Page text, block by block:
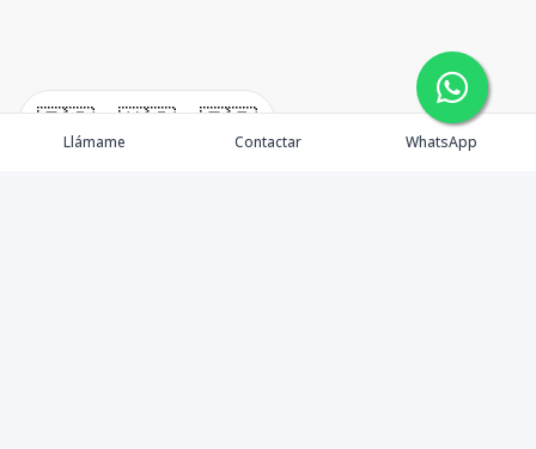
🇪🇸 🇺🇸 🇫🇷
Llámame Contactar WhatsApp